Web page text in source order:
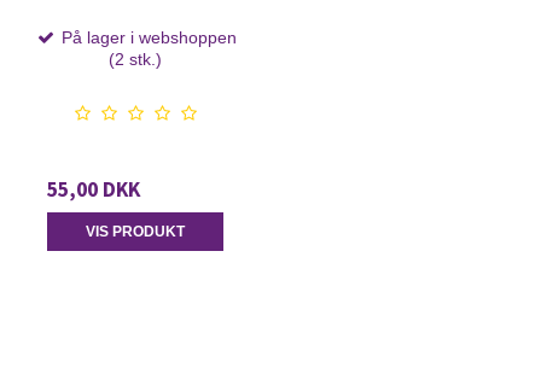
På lager i webshoppen
(2 stk.)
55,00 DKK
VIS PRODUKT